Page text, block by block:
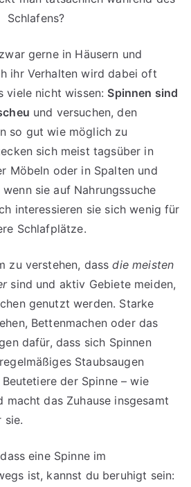
Schlafens?
gerne in Häusern und
ihr Verhalten wird dabei oft
viele nicht wissen: Spinnen sind
und versuchen, den
so gut wie möglich zu
sich meist tagsüber in
Möbeln oder in Spalten und
sie auf Nahrungssuche
interessieren sie sich wenig für
Schlafplätze.
zu verstehen, dassdie meisten
sind und aktiv Gebiete meiden,
genutzt werden. Starke
Bettenmachen oder das
dafür, dass sich Spinnen
Staubsaugen
der Spinne – wie
macht das Zuhause insgesamt
sie.
eine Spinne im
ist, kannst du beruhigt sein: